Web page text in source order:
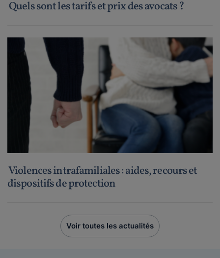
Quels sont les tarifs et prix des avocats ?
Violences intrafamiliales : aides, recours et
dispositifs de protection
Voir toutes les actualités